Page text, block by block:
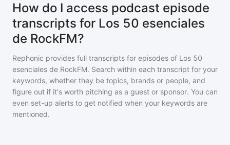
How do I access podcast episode
transcripts for Los 50 esenciales
de RockFM?
Rephonic provides full transcripts for episodes of Los 50
esenciales de RockFM. Search within each transcript for your
keywords, whether they be topics, brands or people, and
figure out if it's worth pitching as a guest or sponsor. You can
even set-up alerts to get notified when your keywords are
mentioned.